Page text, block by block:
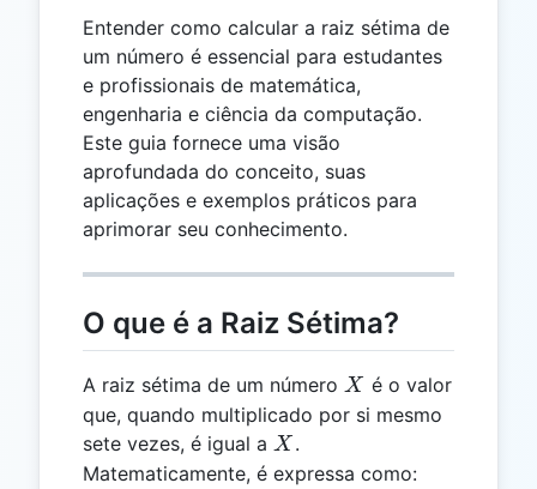
Entender como calcular a raiz sétima de
um número é essencial para estudantes
e profissionais de matemática,
engenharia e ciência da computação.
Este guia fornece uma visão
aprofundada do conceito, suas
aplicações e exemplos práticos para
aprimorar seu conhecimento.
O que é a Raiz Sétima?
A raiz sétima de um número X
X é o valor
que, quando multiplicado por si mesmo
sete vezes, é igual a X
X .
Matematicamente, é expressa como: